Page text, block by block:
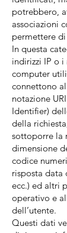
potrebbero,
associazioni
permettere
In questa
indirizzi IP o
computer
connettono
notazione
Identifier)
della
sottoporre la
dimensione
codice
risposta data
ecc.) ed altri
operativo e
dell’utente.
Questi dati